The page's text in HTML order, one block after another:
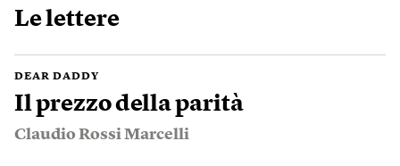
Le lettere
DEAR DADDY
Il prezzo della parità
Claudio Rossi Marcelli